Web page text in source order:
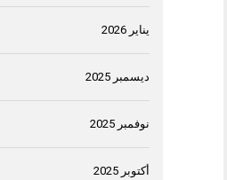
يناير 2026
ديسمبر 2025
نوفمبر 2025
أكتوبر 2025